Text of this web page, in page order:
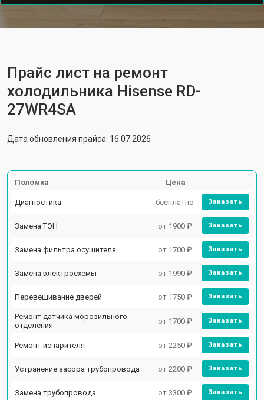
Прайс лист на ремонт
холодильника Hisense RD-
27WR4SA
Дата обновления прайса: 16.07.2026
Поломка Цена
Диагностика бесплатно Заказать
Замена ТЭН от 1900 ₽ Заказать
Замена фильтра осушителя от 1700 ₽ Заказать
Замена электросхемы от 1990 ₽ Заказать
Перевешивание дверей от 1750 ₽ Заказать
Ремонт датчика морозильного
отделения
от 1700 ₽ Заказать
Ремонт испарителя от 2250 ₽ Заказать
Устранение засора трубопровода от 2200 ₽ Заказать
Замена трубопровода от 3300 ₽ Заказать